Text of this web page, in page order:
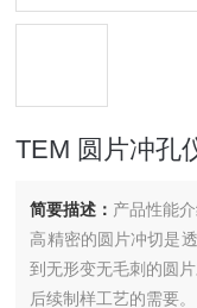
TEM 圆片冲孔
简要描述： 产品性能
高精密的圆片冲切是
到无形变无毛刺的圆
后续制样工艺的需要。